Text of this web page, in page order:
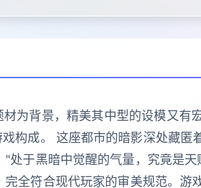
为背景，精美其中型的设模又有
构成。 这座都市的暗影深处藏
处于黑暗中觉醒的气量，究竟是
全符合现代玩家的审美规范。